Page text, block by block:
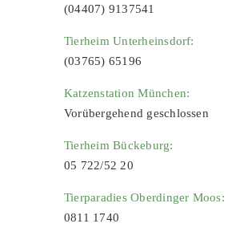
(04407) 9137541
Tierheim Unterheinsdorf:
(03765) 65196
Katzenstation München:
Vorübergehend geschlossen
Tierheim Bückeburg:
05 722/52 20
Tierparadies Oberdinger Moos:
0811 1740